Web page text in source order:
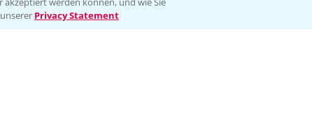
Privacy Statement